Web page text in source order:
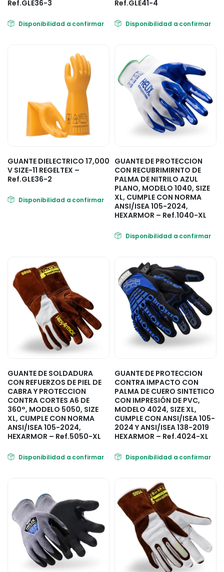
Ref.GLE36-3
Disponibilidad a confirmar
Ref.GLE41-4
Disponibilidad a confirmar
GUANTE DIELECTRICO 17,000
V SIZE-11 REGELTEX –
Ref.GLE36-2
Disponibilidad a confirmar
GUANTE DE PROTECCION
CON RECUBRIMIRNTO DE
PALMA DE NITRILO AZUL
PLANO, MODELO 1040, SIZE
XL, CUMPLE CON NORMA
ANSI/ISEA 105-2024,
HEXARMOR – Ref.1040-XL
Disponibilidad a confirmar
GUANTE DE SOLDADURA
CON REFUERZOS DE PIEL DE
CABRA Y PROTECCION
CONTRA CORTES A6 DE
360°, MODELO 5050, SIZE
XL, CUMPLE CON NORMA
ANSI/ISEA 105-2024,
HEXARMOR – Ref.5050-XL
Disponibilidad a confirmar
GUANTE DE PROTECCION
CONTRA IMPACTO CON
PALMA DE CUERO SINTETICO
CON IMPRESIÓN DE PVC,
MODELO 4024, SIZE XL,
CUMPLE CON ANSI/ISEA 105-
2024 Y ANSI/ISEA 138-2019
HEXARMOR – Ref.4024-XL
Disponibilidad a confirmar